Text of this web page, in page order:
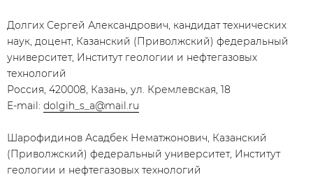
Долгих Сергей Александрович, кандидат технических
наук, доцент, Казанский (Приволжский) федеральный
университет, Институт геологии и нефтегазовых
технологий
Россия, 420008, Казань, ул. Кремлевская, 18
E-mail: dolgih_s_a@mail.ru
Шарофидинов Асадбек Нематжонович, Казанский
(Приволжский) федеральный университет, Институт
геологии и нефтегазовых технологий